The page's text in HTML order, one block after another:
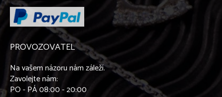
PROVOZOVATEL
Na vašem názoru nám záleží.
Zavolejte nám:
PO - PÁ 08:00 - 20:00